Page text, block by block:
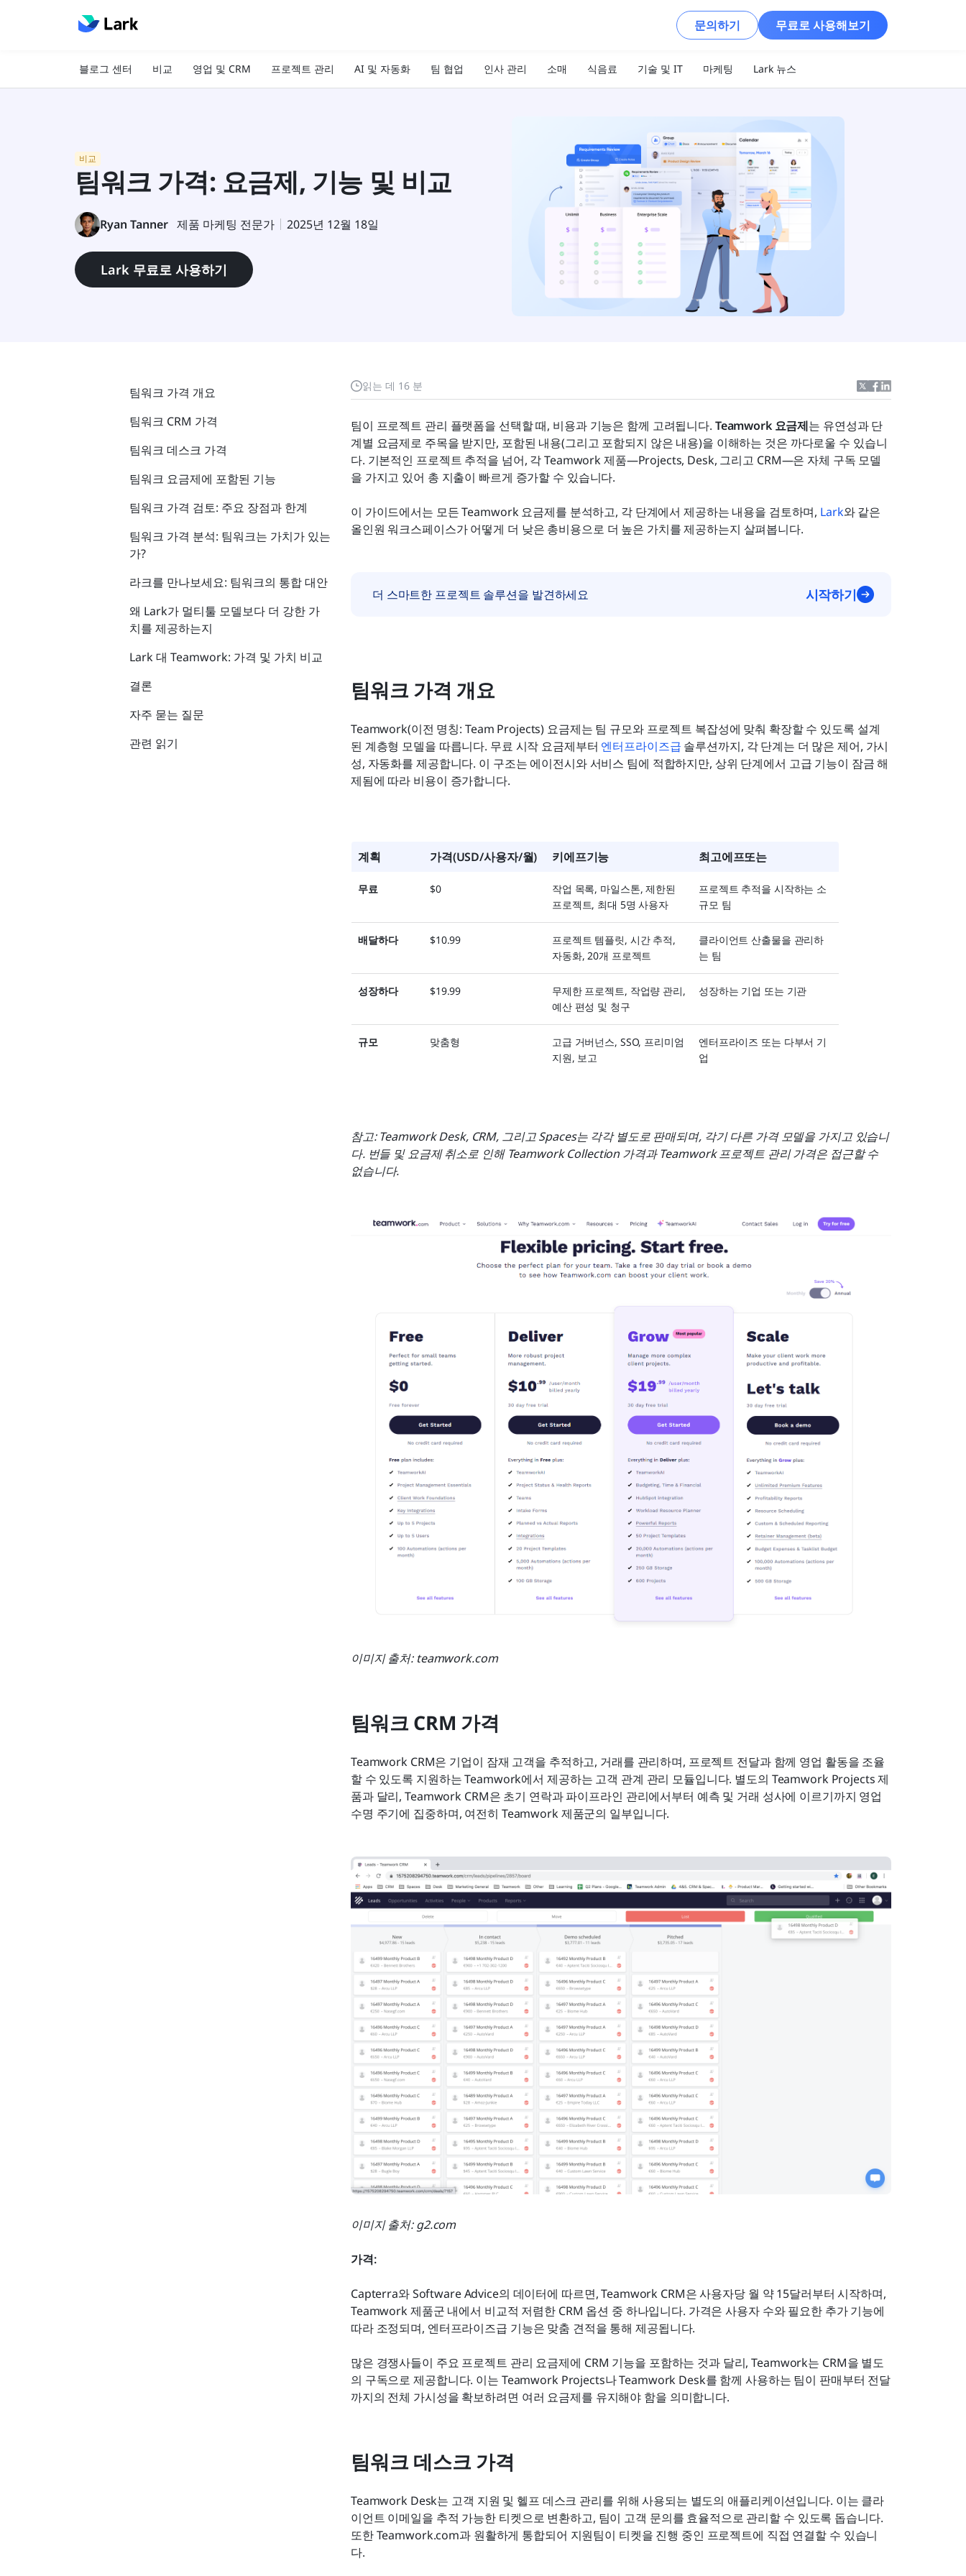
문의하기 무료로 사용해보기
블로그 센터 비교 영업 및 CRM 프로젝트 관리 AI 및 자동화 팀 협업 인사 관리 소매 식음료 기술 및 IT 마케팅 Lark 뉴스
비교
팀워크 가격: 요금제, 기능 및 비교
Ryan Tanner 제품 마케팅 전문가 2025년 12월 18일
Lark 무료로 사용하기
읽는 데 16 분
팀이 프로젝트 관리 플랫폼을 선택할 때, 비용과 기능은 함께 고려됩니다. Teamwork 요금제는 유연성과 단
계별 요금제로 주목을 받지만, 포함된 내용(그리고 포함되지 않은 내용)을 이해하는 것은 까다로울 수 있습니
다. 기본적인 프로젝트 추적을 넘어, 각 Teamwork 제품—Projects, Desk, 그리고 CRM—은 자체 구독 모델
을 가지고 있어 총 지출이 빠르게 증가할 수 있습니다.
이 가이드에서는 모든 Teamwork 요금제를 분석하고, 각 단계에서 제공하는 내용을 검토하며, Lark와 같은
올인원 워크스페이스가 어떻게 더 낮은 총비용으로 더 높은 가치를 제공하는지 살펴봅니다.
더 스마트한 프로젝트 솔루션을 발견하세요 시작하기
팀워크 가격 개요
Teamwork(이전 명칭: Team Projects) 요금제는 팀 규모와 프로젝트 복잡성에 맞춰 확장할 수 있도록 설계
된 계층형 모델을 따릅니다. 무료 시작 요금제부터 엔터프라이즈급 솔루션까지, 각 단계는 더 많은 제어, 가시
성, 자동화를 제공합니다. 이 구조는 에이전시와 서비스 팀에 적합하지만, 상위 단계에서 고급 기능이 잠금 해
제됨에 따라 비용이 증가합니다.
계획 가격(USD/사용자/월) 키에프기능 최고에프또는
무료 $0
작업 목록, 마일스톤, 제한된
프로젝트, 최대 5명 사용자
프로젝트 추적을 시작하는 소
규모 팀
배달하다 $10.99
프로젝트 템플릿, 시간 추적,
자동화, 20개 프로젝트
클라이언트 산출물을 관리하
는 팀
성장하다 $19.99
무제한 프로젝트, 작업량 관리,
예산 편성 및 청구
성장하는 기업 또는 기관
규모 맞춤형
고급 거버넌스, SSO, 프리미엄
지원, 보고
엔터프라이즈 또는 다부서 기
업
참고: Teamwork Desk, CRM, 그리고 Spaces는 각각 별도로 판매되며, 각기 다른 가격 모델을 가지고 있습니
다. 번들 및 요금제 취소로 인해 Teamwork Collection 가격과 Teamwork 프로젝트 관리 가격은 접근할 수
없습니다.
이미지 출처: teamwork.com
팀워크 CRM 가격
Teamwork CRM은 기업이 잠재 고객을 추적하고, 거래를 관리하며, 프로젝트 전달과 함께 영업 활동을 조율
할 수 있도록 지원하는 Teamwork에서 제공하는 고객 관계 관리 모듈입니다. 별도의 Teamwork Projects 제
품과 달리, Teamwork CRM은 초기 연락과 파이프라인 관리에서부터 예측 및 거래 성사에 이르기까지 영업
수명 주기에 집중하며, 여전히 Teamwork 제품군의 일부입니다.
이미지 출처: g2.com
가격:
Capterra와 Software Advice의 데이터에 따르면, Teamwork CRM은 사용자당 월 약 15달러부터 시작하며,
Teamwork 제품군 내에서 비교적 저렴한 CRM 옵션 중 하나입니다. 가격은 사용자 수와 필요한 추가 기능에
따라 조정되며, 엔터프라이즈급 기능은 맞춤 견적을 통해 제공됩니다.
많은 경쟁사들이 주요 프로젝트 관리 요금제에 CRM 기능을 포함하는 것과 달리, Teamwork는 CRM을 별도
의 구독으로 제공합니다. 이는 Teamwork Projects나 Teamwork Desk를 함께 사용하는 팀이 판매부터 전달
까지의 전체 가시성을 확보하려면 여러 요금제를 유지해야 함을 의미합니다.
팀워크 데스크 가격
Teamwork Desk는 고객 지원 및 헬프 데스크 관리를 위해 사용되는 별도의 애플리케이션입니다. 이는 클라
이언트 이메일을 추적 가능한 티켓으로 변환하고, 팀이 고객 문의를 효율적으로 관리할 수 있도록 돕습니다.
또한 Teamwork.com과 원활하게 통합되어 지원팀이 티켓을 진행 중인 프로젝트에 직접 연결할 수 있습니
다.
팀워크 가격 개요
팀워크 CRM 가격
팀워크 데스크 가격
팀워크 요금제에 포함된 기능
팀워크 가격 검토: 주요 장점과 한계
팀워크 가격 분석: 팀워크는 가치가 있는
가?
라크를 만나보세요: 팀워크의 통합 대안
왜 Lark가 멀티툴 모델보다 더 강한 가
치를 제공하는지
Lark 대 Teamwork: 가격 및 가치 비교
결론
자주 묻는 질문
관련 읽기